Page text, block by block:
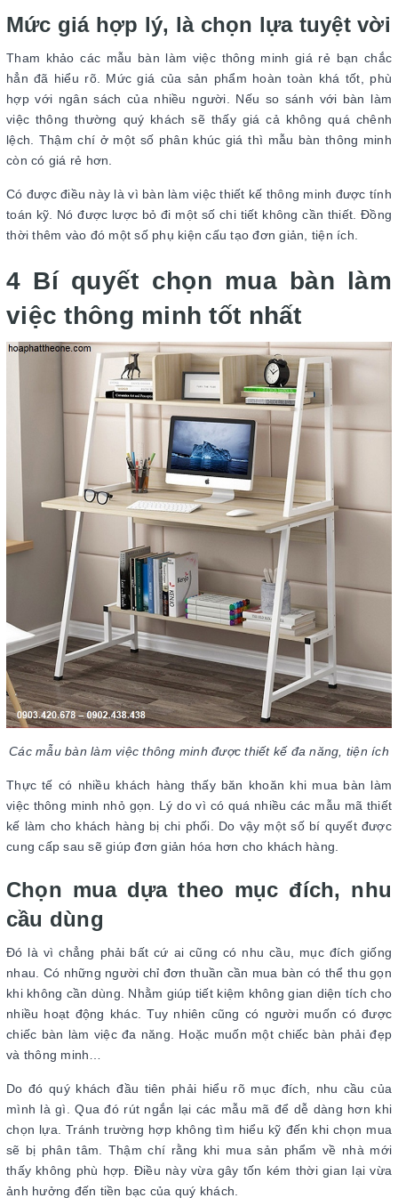
Mức giá hợp lý, là chọn lựa tuyệt vời
Tham khảo các mẫu bàn làm việc thông minh giá rẻ bạn chắc
hẳn đã hiểu rõ. Mức giá của sản phẩm hoàn toàn khá tốt, phù
hợp với ngân sách của nhiều người. Nếu so sánh với bàn làm
việc thông thường quý khách sẽ thấy giá cả không quá chênh
lệch. Thậm chí ở một số phân khúc giá thì mẫu bàn thông minh
còn có giá rẻ hơn.
Có được điều này là vì bàn làm việc thiết kế thông minh được tính
toán kỹ. Nó được lược bỏ đi một số chi tiết không cần thiết. Đồng
thời thêm vào đó một số phụ kiện cấu tạo đơn giản, tiện ích.
4 Bí quyết chọn mua bàn làm
việc thông minh tốt nhất
Các mẫu bàn làm việc thông minh được thiết kế đa năng, tiện ích
Thực tế có nhiều khách hàng thấy băn khoăn khi mua bàn làm
việc thông minh nhỏ gọn. Lý do vì có quá nhiều các mẫu mã thiết
kế làm cho khách hàng bị chi phối. Do vậy một số bí quyết được
cung cấp sau sẽ giúp đơn giản hóa hơn cho khách hàng.
Chọn mua dựa theo mục đích, nhu
cầu dùng
Đó là vì chẳng phải bất cứ ai cũng có nhu cầu, mục đích giống
nhau. Có những người chỉ đơn thuần cần mua bàn có thể thu gọn
khi không cần dùng. Nhằm giúp tiết kiệm không gian diện tích cho
nhiều hoạt động khác. Tuy nhiên cũng có người muốn có được
chiếc bàn làm việc đa năng. Hoặc muốn một chiếc bàn phải đẹp
và thông minh…
Do đó quý khách đầu tiên phải hiểu rõ mục đích, nhu cầu của
mình là gì. Qua đó rút ngắn lại các mẫu mã để dễ dàng hơn khi
chọn lựa. Tránh trường hợp không tìm hiểu kỹ đến khi chọn mua
sẽ bị phân tâm. Thậm chí rằng khi mua sản phẩm về nhà mới
thấy không phù hợp. Điều này vừa gây tốn kém thời gian lại vừa
ảnh hưởng đến tiền bạc của quý khách.